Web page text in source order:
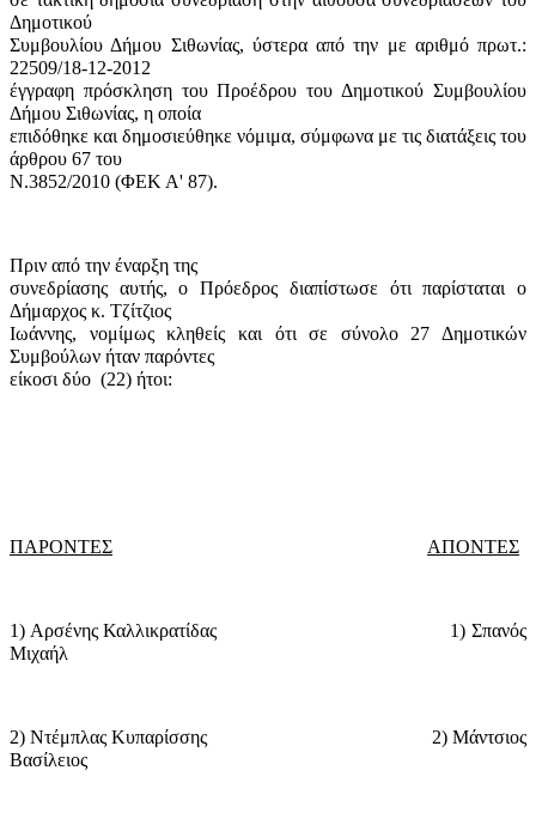
Δημοτικού
Συμβουλίου Δήμου Σιθωνίας, ύστερα από την με αριθμό πρωτ.:
22509/18-12-2012
έγγραφη πρόσκληση του Προέδρου του Δημοτικού Συμβουλίου
Δήμου Σιθωνίας, η οποία
επιδόθηκε και δημοσιεύθηκε νόμιμα, σύμφωνα με τις διατάξεις του
άρθρου 67 του
Ν.3852/2010 (ΦΕΚ Α' 87).
Πριν από την έναρξη της
συνεδρίασης αυτής, ο Πρόεδρος διαπίστωσε ότι παρίσταται ο
Δήμαρχος κ. Τζίτζιος
Ιωάννης, νομίμως κληθείς και ότι σε σύνολο 27 Δημοτικών
Συμβούλων ήταν παρόντες
είκοσι δύο (22) ήτοι:
ΠΑΡΟΝΤΕΣ ΑΠΟΝΤΕΣ
1) Αρσένης Καλλικρατίδας
1) Σπανός
Μιχαήλ
2) Ντέμπλας Κυπαρίσσης
2) Μάντσιος
Βασίλειος